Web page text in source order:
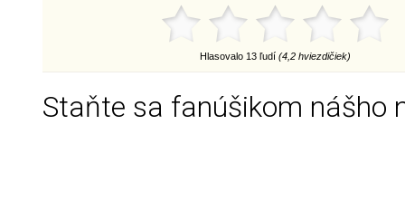
Hlasovalo 13 ľudí (4,2 hviezdičiek)
Staňte sa fanúšikom nášho